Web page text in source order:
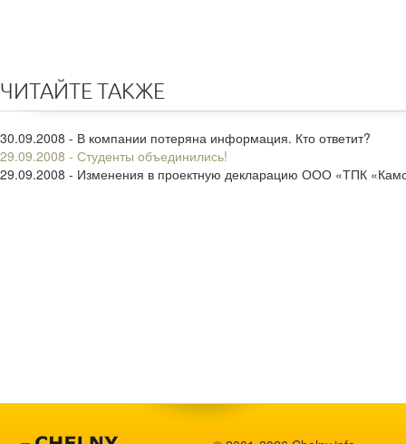
ЧИТАЙТЕ ТАКЖЕ
30.09.2008 - В компании потеряна информация. Кто ответит?
29.09.2008 - Студенты объединились!
29.09.2008 - Изменения в проектную декларацию ООО «ТПК